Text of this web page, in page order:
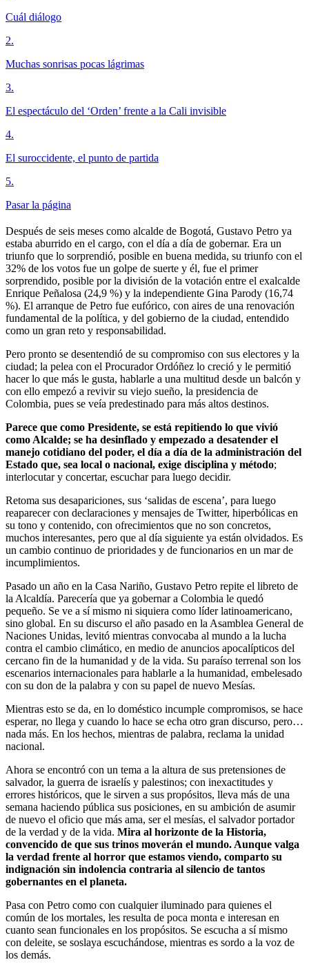
Cuál diálogo
2.
Muchas sonrisas pocas lágrimas
3.
El espectáculo del ‘Orden’ frente a la Cali invisible
4.
El suroccidente, el punto de partida
5.
Pasar la página
Después de seis meses como alcalde de Bogotá, Gustavo Petro ya
estaba aburrido en el cargo, con el día a día de gobernar. Era un
triunfo que lo sorprendió, posible en buena medida, su triunfo con el
32% de los votos fue un golpe de suerte y él, fue el primer
sorprendido, posible por la división de la votación entre el exalcalde
Enrique Peñalosa (24,9 %) y la independiente Gina Parody (16,74
%). El arranque de Petro fue eufórico, con aires de una renovación
fundamental de la política, y del gobierno de la ciudad, entendido
como un gran reto y responsabilidad.
Pero pronto se desentendió de su compromiso con sus electores y la
ciudad; la pelea con el Procurador Ordóñez lo creció y le permitió
hacer lo que más le gusta, hablarle a una multitud desde un balcón y
con ello empezó a revivir su viejo sueño, la presidencia de
Colombia, pues se veía predestinado para más altos destinos.
Parece que como Presidente, se está repitiendo lo que vivió
como Alcalde; se ha desinflado y empezado a desatender el
manejo cotidiano del poder, el día a día de la administración del
Estado que, sea local o nacional, exige disciplina y método;
interlocutar y concertar, escuchar para luego decidir.
Retoma sus desapariciones, sus ‘salidas de escena’, para luego
reaparecer con declaraciones y mensajes de Twitter, hiperbólicas en
su tono y contenido, con ofrecimientos que no son concretos,
muchos interesantes, pero que al día siguiente ya están olvidados. Es
un cambio continuo de prioridades y de funcionarios en un mar de
incumplimientos.
Pasado un año en la Casa Nariño, Gustavo Petro repite el libreto de
la Alcaldía. Parecería que ya gobernar a Colombia le quedó
pequeño. Se ve a sí mismo ni siquiera como líder latinoamericano,
sino global. En su discurso el año pasado en la Asamblea General de
Naciones Unidas, levitó mientras convocaba al mundo a la lucha
contra el cambio climático, en medio de anuncios apocalípticos del
cercano fin de la humanidad y de la vida. Su paraíso terrenal son los
escenarios internacionales para hablarle a la humanidad, embelesado
con su don de la palabra y con su papel de nuevo Mesías.
Mientras esto se da, en lo doméstico incumple compromisos, se hace
esperar, no llega y cuando lo hace se echa otro gran discurso, pero…
nada más. En los hechos, mientras de palabra, reclama la unidad
nacional.
Ahora se encontró con un tema a la altura de sus pretensiones de
salvador, la guerra de israelís y palestinos; con inexactitudes y
errores históricos, que le sirven a sus propósitos, lleva más de una
semana haciendo pública sus posiciones, en su ambición de asumir
de nuevo el oficio que más ama, ser el mesías, el salvador portador
de la verdad y de la vida. Mira al horizonte de la Historia,
convencido de que sus trinos moverán el mundo. Aunque valga
la verdad frente al horror que estamos viendo, comparto su
indignación sin indolencia contraria al silencio de tantos
gobernantes en el planeta.
Pasa con Petro como con cualquier iluminado para quienes el
común de los mortales, les resulta de poca monta e interesan en
cuanto sean funcionales en los propósitos. Se escucha a sí mismo
con deleite, se soslaya escuchándose, mientras es sordo a la voz de
los demás.